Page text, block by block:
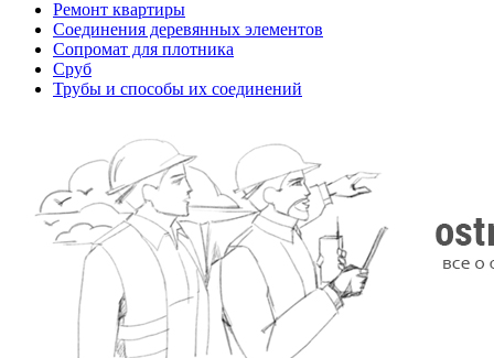
Ремонт квартиры
Соединения деревянных элементов
Сопромат для плотника
Сруб
Трубы и способы их соединений